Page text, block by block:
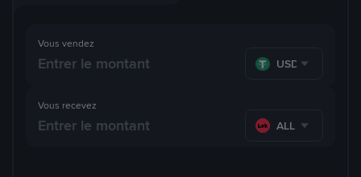
Vous recevez
ALL
Vous vendez
USDT